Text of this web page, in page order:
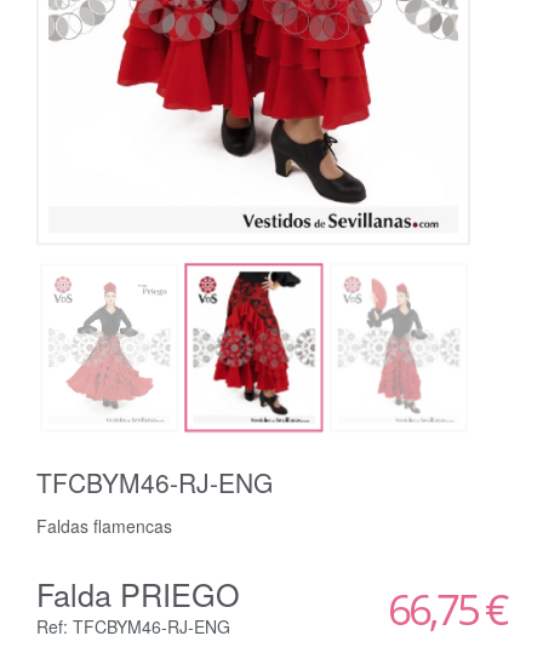
TFCBYM46-RJ-ENG
Faldas flamencas
Falda PRIEGO
Ref: TFCBYM46-RJ-ENG 66,75 €